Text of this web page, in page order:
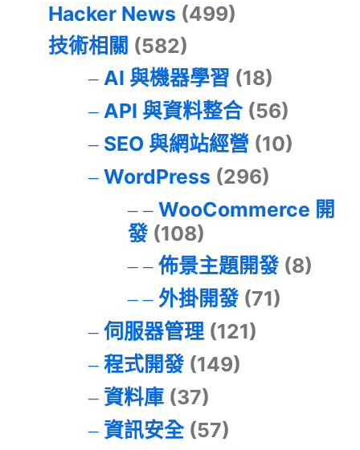
Hacker News (499)
技術相關 (582)
AI 與機器學習 (18)
API 與資料整合(56)
SEO 與網站經營 (10)
WordPress (296)
WooCommerce 開
發(108)
佈景主題開發(8)
外掛開發(71)
伺服器管理(121)
程式開發(149)
資料庫(37)
資訊安全(57)